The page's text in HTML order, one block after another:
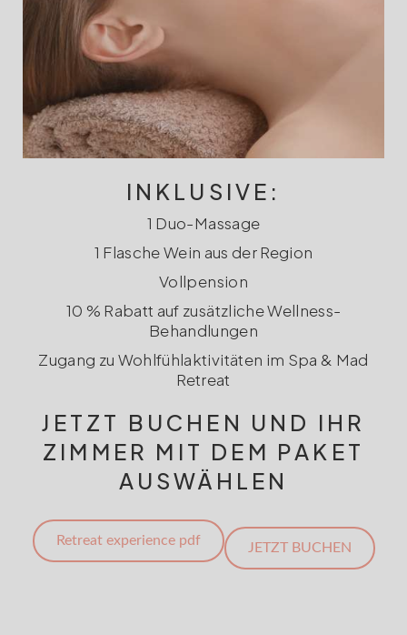
INKLUSIVE:
1 Duo-Massage
1 Flasche Wein aus der Region
Vollpension
10 % Rabatt auf zusätzliche Wellness-
Behandlungen
Zugang zu Wohlfühlaktivitäten im Spa & Mad
Retreat
JETZT BUCHEN UND IHR
ZIMMER MIT DEM PAKET
AUSWÄHLEN
Retreat experience pdf JETZT BUCHEN